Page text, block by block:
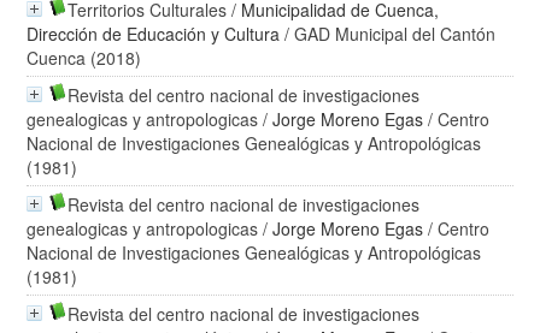
Territorios Culturales / Municipalidad de Cuenca,
Dirección de Educación y Cultura / GAD Municipal del Cantón
Cuenca (2018)
Revista del centro nacional de investigaciones
genealogicas y antropologicas /Jorge Moreno Egas / Centro
Nacional de Investigaciones Genealógicas y Antropológicas
(1981)
Revista del centro nacional de investigaciones
genealogicas y antropologicas /Jorge Moreno Egas / Centro
Nacional de Investigaciones Genealógicas y Antropológicas
(1981)
Revista del centro nacional de investigaciones